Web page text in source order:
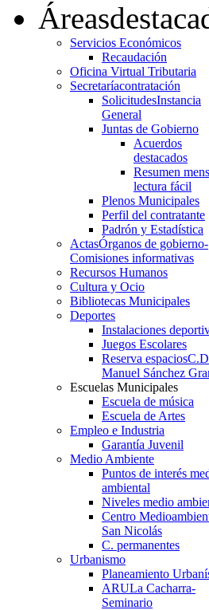
Áreas
Servicios Económicos
Recaudación
Oficina Virtual Tributaria
Secretaríacontratación
SolicitudesInstancia
General
Juntas de Gobierno
Acuerdos
destacados
Resumen
lectura fácil
Plenos Municipales
Perfil del contratante
Padrón y Estadística
ActasÓrganos de gobierno-
Comisiones informativas
Recursos Humanos
Cultura y Ocio
Bibliotecas Municipales
Deportes
Instalaciones
Juegos Escolares
Reserva espacios
Manuel Sánchez
Escuelas Municipales
Escuela de música
Escuela de Artes
Empleo e Industria
Garantía Juvenil
Medio Ambiente
Puntos de interés
ambiental
Niveles medio
Centro
San Nicolás
C. permanentes
Urbanismo
Planeamiento
ARULa Cacharra-
Seminario